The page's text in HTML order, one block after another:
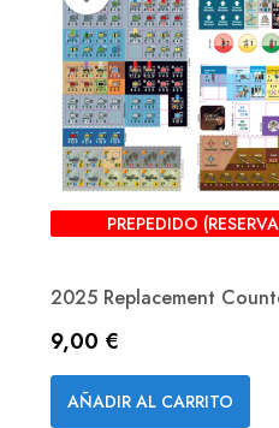
PREPEDIDO
2025 Replacement
Precio
9,00 €
AÑADIR AL CARRITO